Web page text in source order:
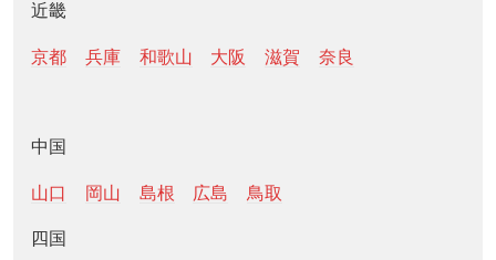
近畿
京都 兵庫 和歌山 大阪 滋賀 奈良
中国
山口 岡山 島根 広島 鳥取
四国